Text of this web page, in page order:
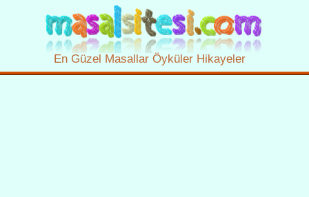
En Güzel Masallar Öyküler Hikayeler